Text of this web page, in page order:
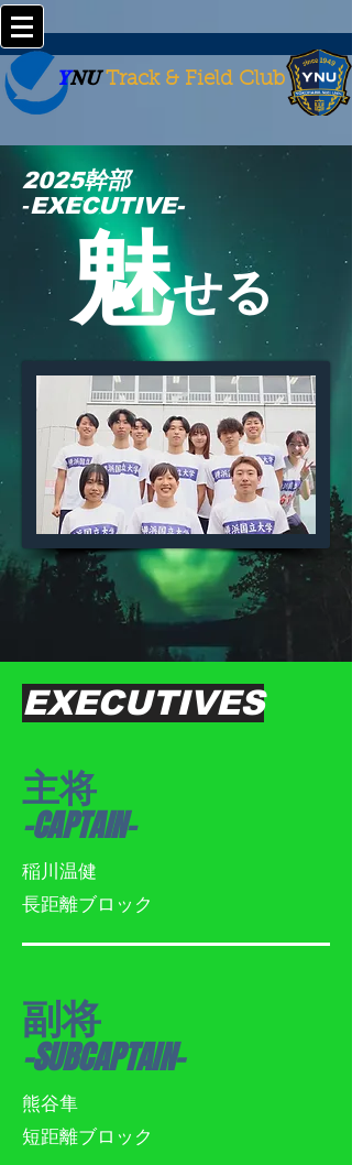
YNU Track & Field Club
2025幹部
​‐EXECUTIVE-
魅​せる
EXECUTIVES
主将
-CAPTAIN-
​稲川温健
​長距離ブロック​
副将
-SUBCAPTAIN-
熊谷隼
​短距離ブロック